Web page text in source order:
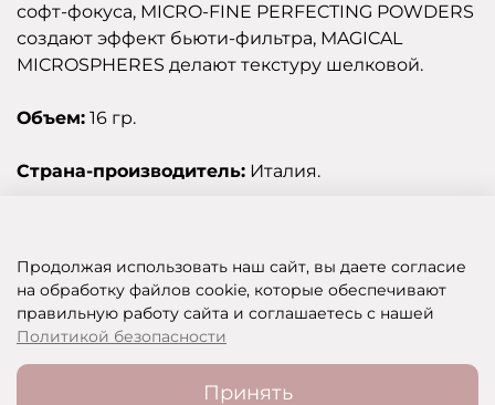
софт-фокуса, MICRO-FINE PERFECTING POWDERS
создают эффект бьюти-фильтра, MAGICAL
MICROSPHERES делают текстуру шелковой.
Объем: 16 гр.
Страна-производитель: Италия.
SHOP OF BEAUTY - МУЛЬТИБРЕНДОВЫЙ ИНТЕРНЕТ-МАГАЗИН КОСМЕТИКИ
Продолжая использовать наш сайт, вы даете согласие
на обработку файлов cookie, которые обеспечивают
правильную работу сайта и соглашаетесь с нашей
Политикой безопасности
Принять